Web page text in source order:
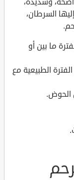
السرطان،
ما بين أو
الطبيعية مع
الحوض.